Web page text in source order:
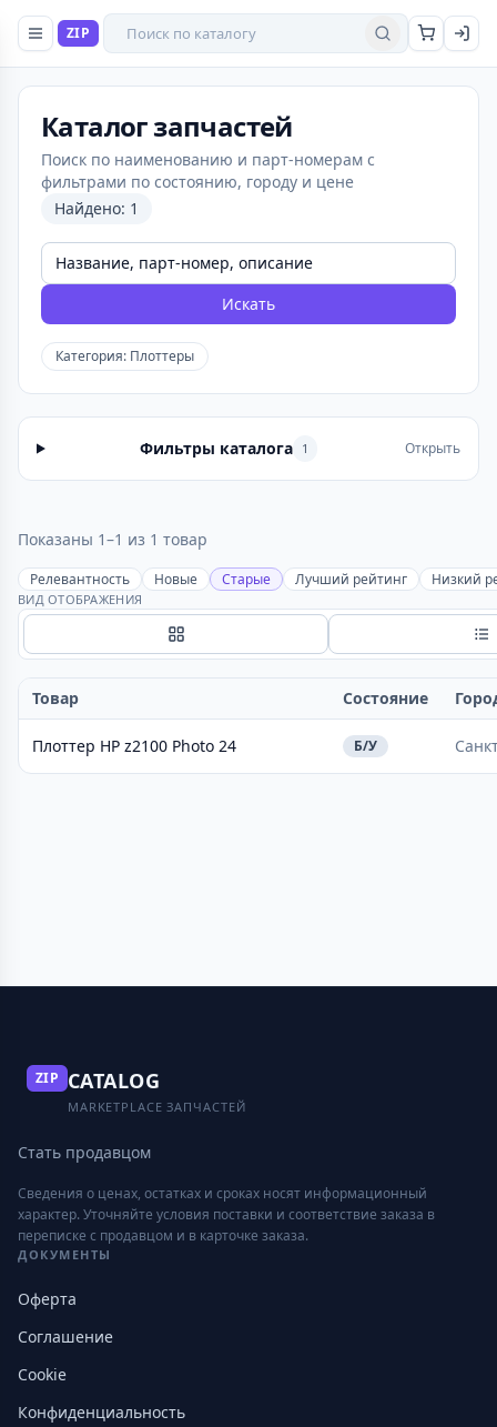
ZIP Поиск товаров
Найти
Каталог запчастей
Поиск по наименованию и парт-номерам с
фильтрами по состоянию, городу и цене
Найдено: 1
Искать
Категория: Плоттеры
Фильтры каталога 1 Открыть
Показаны 1–1 из 1 товар
Релевантность Новые Старые Лучший рейтинг Низкий
ВИД ОТОБРАЖЕНИЯ
Сетка
Товар Состояние
Плоттер HP z2100 Photo 24 Б/У
ZIP CATALOG
MARKETPLACE ЗАПЧАСТЕЙ
Стать продавцом
Сведения о ценах, остатках и сроках носят информационный
характер. Уточняйте условия поставки и соответствие заказа в
переписке с продавцом и в карточке заказа.
ДОКУМЕНТЫ
Оферта
Соглашение
Cookie
Конфиденциальность